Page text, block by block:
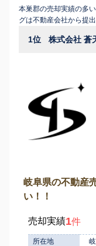
本巣郡の売却実績の多
グは不動産会社から提
1位 株式会社 蒼
岐阜県の不動産
い！！
売却実績1件
所在地